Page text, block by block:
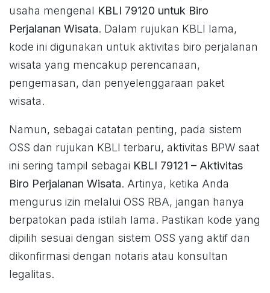
usaha mengenal KBLI 79120 untuk Biro
Perjalanan Wisata. Dalam rujukan KBLI lama,
kode ini digunakan untuk aktivitas biro perjalanan
wisata yang mencakup perencanaan,
pengemasan, dan penyelenggaraan paket
wisata.
Namun, sebagai catatan penting, pada sistem
OSS dan rujukan KBLI terbaru, aktivitas BPW saat
ini sering tampil sebagai KBLI 79121 – Aktivitas
Biro Perjalanan Wisata. Artinya, ketika Anda
mengurus izin melalui OSS RBA, jangan hanya
berpatokan pada istilah lama. Pastikan kode yang
dipilih sesuai dengan sistem OSS yang aktif dan
dikonfirmasi dengan notaris atau konsultan
legalitas.